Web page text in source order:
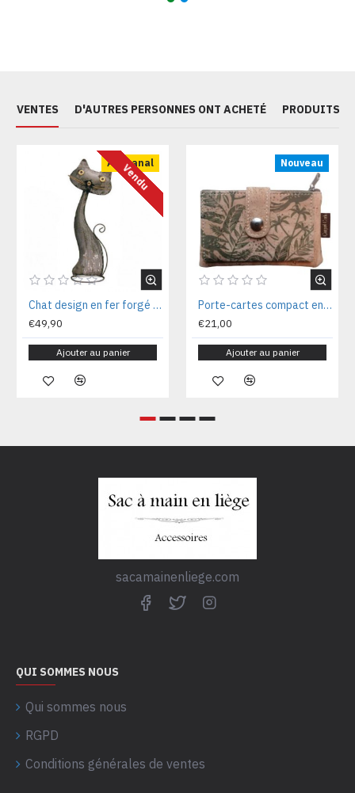
VENTES D'AUTRES PERSONNES ONT ACHETÉ PRODUITS
Artisanal
Vendu
Chat design en fer forgé décoratif Chat70
€49,90
Ajouter au panier
Nouveau
Porte-cartes compact en liège naturel 12x08x02 cm CA7225V
€21,00
Ajouter au panier
sacamainenliege.com
QUI SOMMES NOUS
Qui sommes nous
RGPD
Conditions générales de ventes